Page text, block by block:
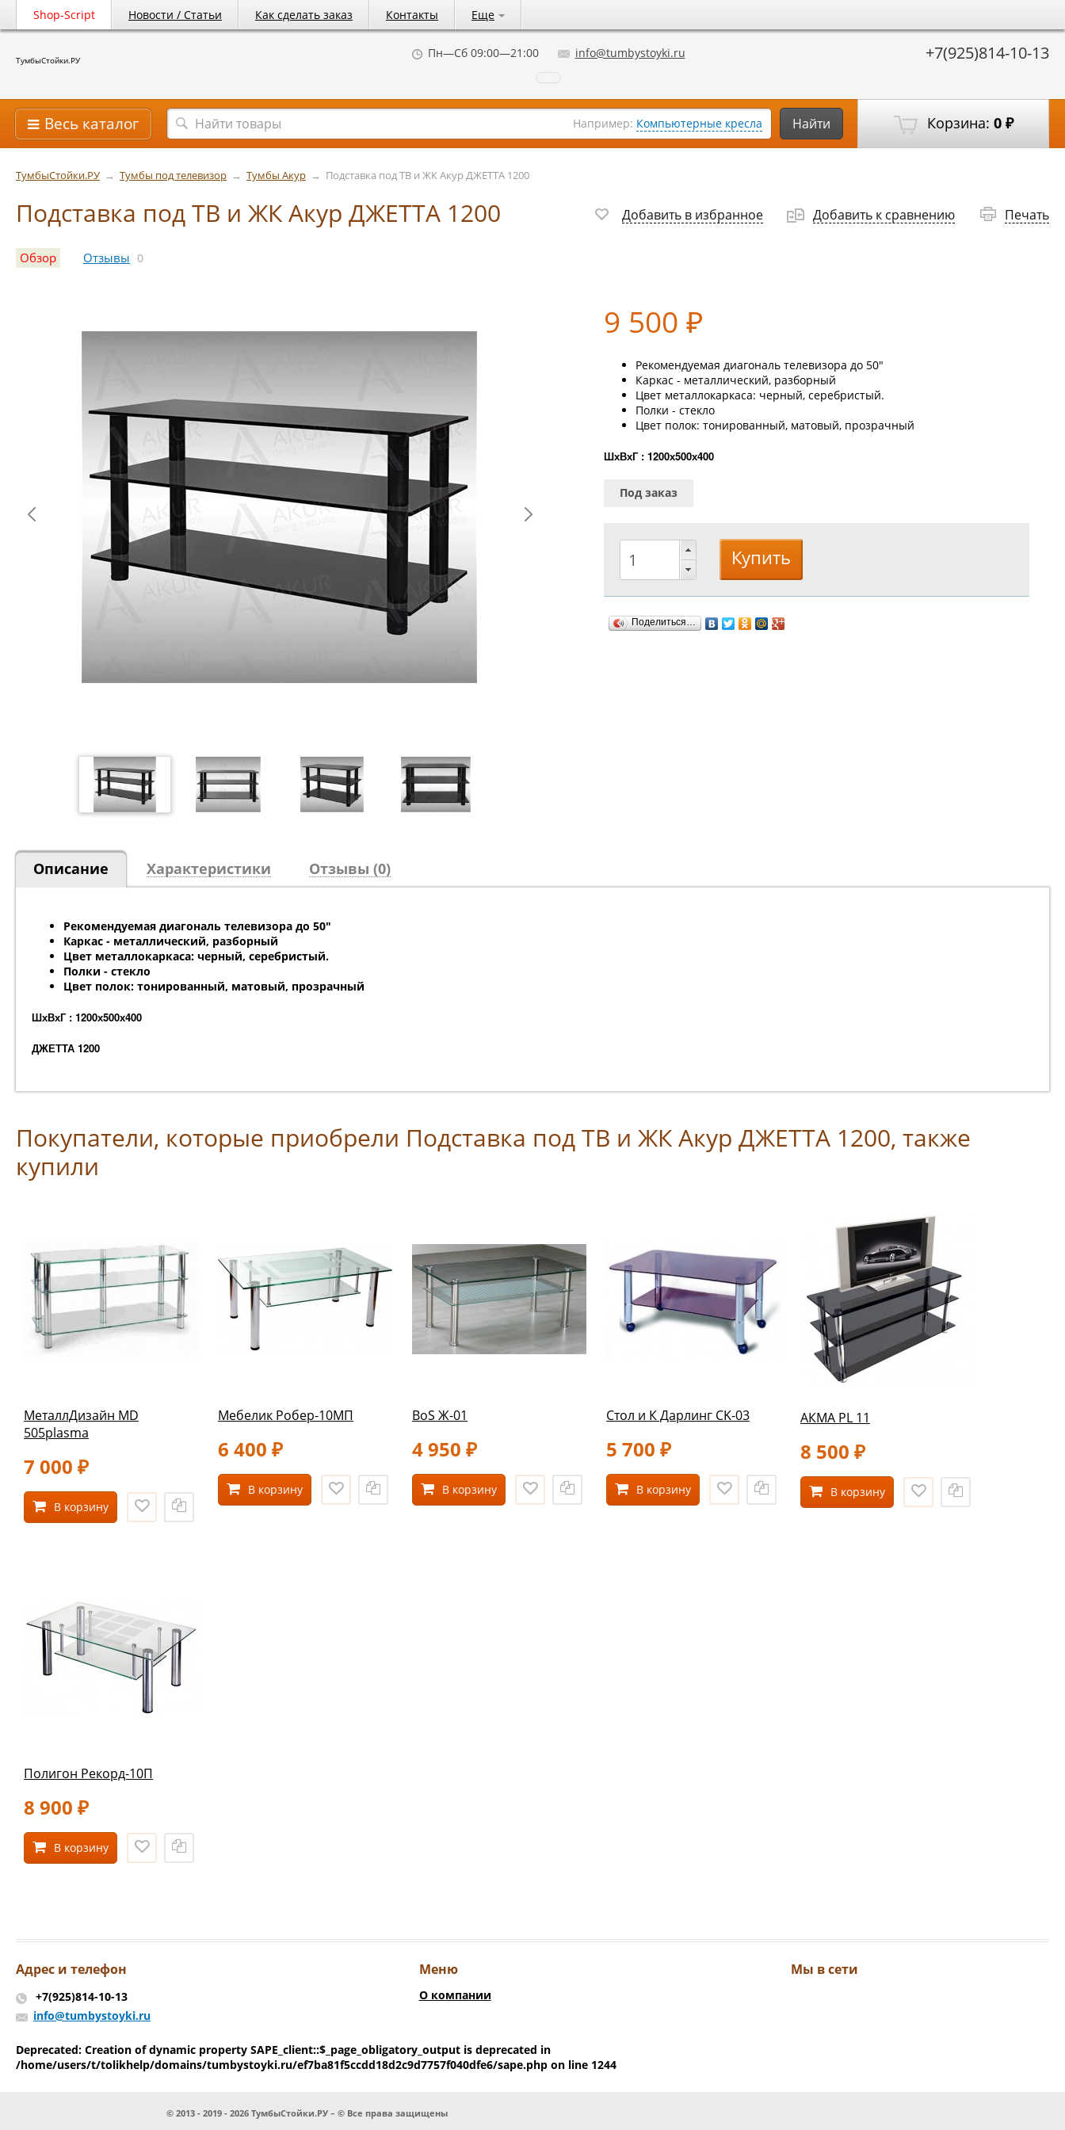
Shop-Script Новости / Статьи Как сделать заказ Контакты Еще
ТумбыСтойки.РУ +7(925)814-10-13
Пн—Сб 09:00—21:00 info@tumbystoyki.ru
Корзина: 0 ₽
Весь каталог Например: Компьютерные кресла Найти
ТумбыСтойки.РУ → Тумбы под телевизор → Тумбы Акур → Подставка под ТВ и ЖК Акур ДЖЕТТА 1200
Подставка под ТВ и ЖК Акур ДЖЕТТА 1200 Добавить в избранное Добавить к сравнению Печать
Обзор Отзывы 0
9 500₽
Рекомендуемая диагональ телевизора до 50"
Каркас - металлический, разборный
Цвет металлокаркаса: черный, серебристый.
Полки - стекло
Цвет полок: тонированный, матовый, прозрачный
ШхВхГ : 1200х500х400
Под заказ
Поделиться…
Описание Характеристики Отзывы (0)
Рекомендуемая диагональ телевизора до 50"
Каркас - металлический, разборный
Цвет металлокаркаса: черный, серебристый.
Полки - стекло
Цвет полок: тонированный, матовый, прозрачный
ШхВхГ : 1200х500х400
ДЖЕТТА 1200
Покупатели, которые приобрели Подставка под ТВ и ЖК Акур ДЖЕТТА 1200, также
купили
МеталлДизайн MD
505plasma
7 000 ₽
В корзину
Мебелик Робер-10МП
6 400 ₽
В корзину
BoS Ж-01
4 950 ₽
В корзину
Стол и К Дарлинг СK-03
5 700 ₽
В корзину
АКМА PL 11
8 500 ₽
В корзину
Полигон Рекорд-10П
8 900 ₽
В корзину
Адрес и телефон
+7(925)814-10-13
info@tumbystoyki.ru
Мы в сети
Меню
О компании
Deprecated: Creation of dynamic property SAPE_client::$_page_obligatory_output is deprecated in
/home/users/t/tolikhelp/domains/tumbystoyki.ru/ef7ba81f5ccdd18d2c9d7757f040dfe6/sape.php on line 1244
© 2013 - 2019 - 2026 ТумбыСтойки.РУ – © Все права защищены